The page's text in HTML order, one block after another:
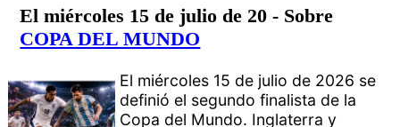
El miércoles 15 de julio de 20 - Sobre
COPA DEL MUNDO
El miércoles 15 de julio de 2026 se
definió el segundo finalista de la
Copa del Mundo. Inglaterra y